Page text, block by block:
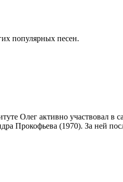
популярных песен.
Олег активно участвовал в
Прокофьева (1970). За ней